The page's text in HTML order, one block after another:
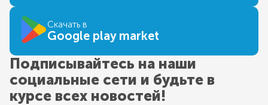
Скачать в
Google play market
Подписывайтесь на наши
социальные сети и будьте в
курсе всех новостей!